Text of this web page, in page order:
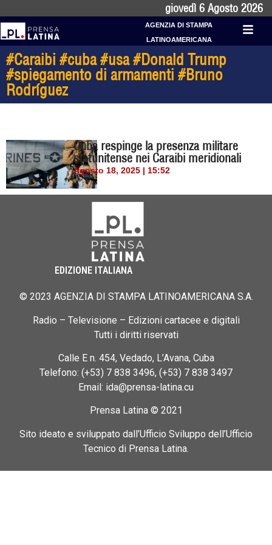
giovedì 6 Agosto 2026
AGENZIA DI STAMPA
LATINOAMERICANA
#Caraibi #cuba #usa #Donald Trump
#spiegamento di armamenti #Bruno
Rodríguez
Cuba respinge la presenza militare
statunitense nei Caraibi meridionali
Agosto 18, 2025 | 15:52
EDIZIONE ITALIANA
© 2023 AGENZIA DI STAMPA LATINOAMERICANA S.A.
Radio – Televisione – Edizioni cartacee e digitali
Tutti i diritti riservati
Calle E n. 454, Vedado, L’Avana, Cuba
Telefono: (+53) 7 838 3496, (+53) 7 838 3497
Email: ida@prensa-latina.cu
Prensa Latina © 2021
Sito ideato e sviluppato dall’Ufficio Sviluppo dell’Ufficio
Tecnico di Prensa Latina.